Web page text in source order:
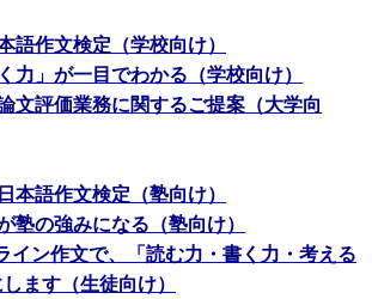
語作文検定（学校向け）
力」が一目でわかる（学校向け）
文評価業務に関するご提案（大学向
本語作文検定（塾向け）
塾の強みになる（塾向け）
イン作文で、「読む力・書く力・考える
ます（生徒向け）